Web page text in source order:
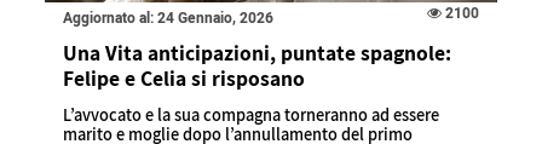
Aggiornato al: 24 Gennaio, 2026 2100
Una Vita anticipazioni, puntate spagnole:
Felipe e Celia si risposano
L’avvocato e la sua compagna torneranno ad essere
marito e moglie dopo l’annullamento del primo